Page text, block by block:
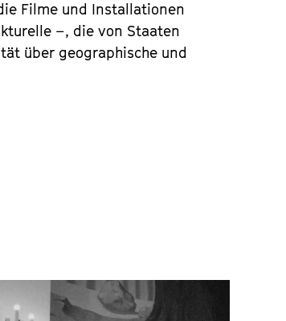
Filme und Installationen
–, die von Staaten
über geographische und